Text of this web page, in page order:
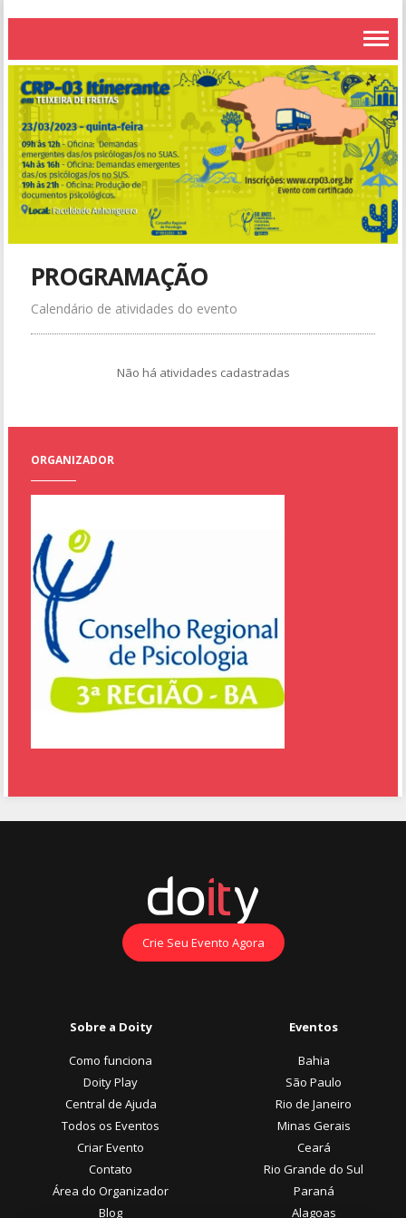
PROGRAMAÇÃO
Calendário de atividades do evento
Não há atividades cadastradas
ORGANIZADOR
Crie Seu Evento Agora
Sobre a Doity
Como funciona
Doity Play
Central de Ajuda
Todos os Eventos
Criar Evento
Contato
Área do Organizador
Blog
Eventos
Bahia
São Paulo
Rio de Janeiro
Minas Gerais
Ceará
Rio Grande do Sul
Paraná
Alagoas